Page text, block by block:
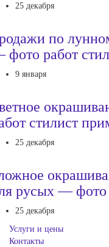
25 декабря
по
работ
9 января
стилист
25 декабря
русых — фото
25 декабря
Услуги и цены
Контакты